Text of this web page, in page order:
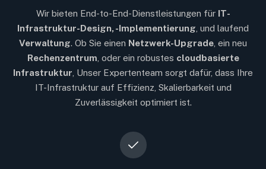
Wir bieten End-to-End-Dienstleistungen für IT-
Infrastruktur-Design, -Implementierung , und laufend
Verwaltung. Ob Sie einen Netzwerk-Upgrade , ein neu
Rechenzentrum , oder ein robustes cloudbasierte
Infrastruktur , Unser Expertenteam sorgt dafür, dass Ihre
IT-Infrastruktur auf Effizienz, Skalierbarkeit und
Zuverlässigkeit optimiert ist.